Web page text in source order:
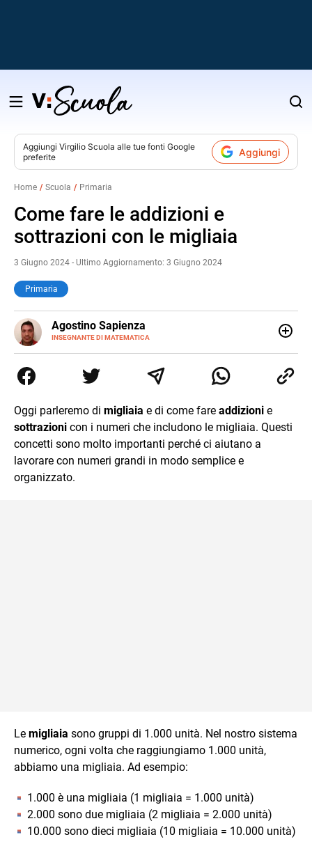
Salta
contenuto
Aggiungi Virgilio Scuola alle tue fonti Google
preferite
Aggiungi
Home Scuola Primaria
Come fare le addizioni e
sottrazioni con le migliaia
3 Giugno 2024 - Ultimo Aggiornamento: 3 Giugno 2024
Primaria
Agostino Sapienza
INSEGNANTE DI MATEMATICA
E-
MAIL
LINKEDIN
Tommaso Gulli. Ho conseguito la laurea triennale in
Relazioni Internazionali a Messina e in Economia
commercialisti sono stato chiamato per una supplenza
covid nella classe di insegnamento A47. Ho poi
conseguito l'abilitazione a Trieste nel sostegno e sono
entrato di ruolo nel 2023
Oggi parleremo di migliaia e di come fare addizioni e
sottrazioni con i numeri che includono le migliaia. Questi
concetti sono molto importanti perché ci aiutano a
lavorare con numeri grandi in modo semplice e
organizzato.
Le migliaia sono gruppi di 1.000 unità. Nel nostro sistema
numerico, ogni volta che raggiungiamo 1.000 unità,
abbiamo una migliaia. Ad esempio:
1.000 è una migliaia (1 migliaia = 1.000 unità)
2.000 sono due migliaia (2 migliaia = 2.000 unità)
10.000 sono dieci migliaia (10 migliaia = 10.000 unità)